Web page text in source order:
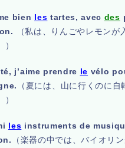
bien les tartes, avec des
（私は、りんごやレモンが
）
j’aime prendre le vélo
（夏には、山に行くのに自
）
les instruments de
（楽器の中では、バイオリ